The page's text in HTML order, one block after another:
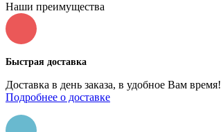
Наши преимущества
Быстрая доставка
Доставка в день заказа, в удобное Вам время!
Подробнее о доставке